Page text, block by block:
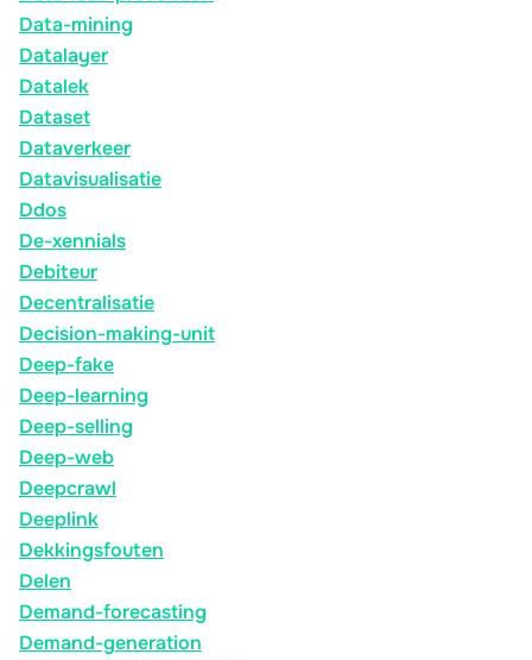
Data-mining
Datalayer
Datalek
Dataset
Dataverkeer
Datavisualisatie
Ddos
De-xennials
Debiteur
Decentralisatie
Decision-making-unit
Deep-fake
Deep-learning
Deep-selling
Deep-web
Deepcrawl
Deeplink
Dekkingsfouten
Delen
Demand-forecasting
Demand-generation